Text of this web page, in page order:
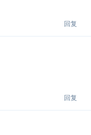
回复
回复